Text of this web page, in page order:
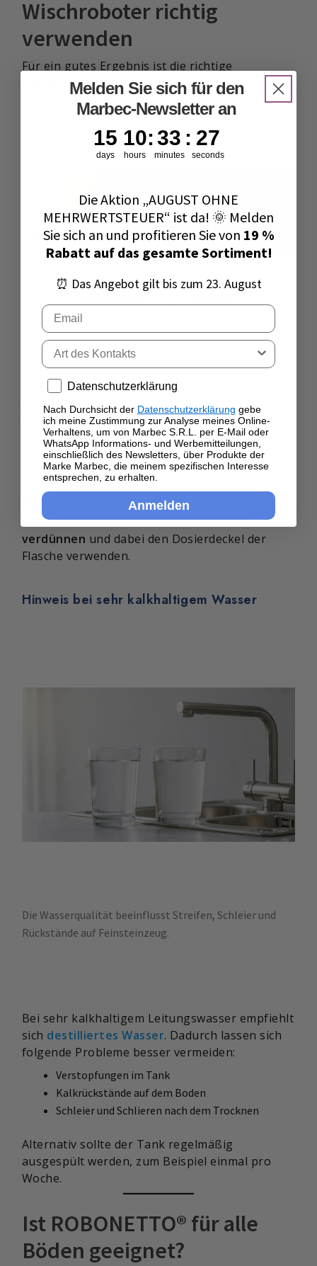
Wischroboter richtig
verwenden
Für ein gutes Ergebnis ist die richtige
Dosierung entscheidend.
Böden zu vermeiden.
Empfohlene Dosierung
15 ml ROBONETTO® mit 500 ml Wasser
verdünnen und dabei den Dosierdeckel der
Flasche verwenden.
Hinweis bei sehr kalkhaltigem Wasser
Die Wasserqualität beeinflusst Streifen, Schleier und
Rückstände auf Feinsteinzeug.
Bei sehr kalkhaltigem Leitungswasser empfiehlt
sich destilliertes Wasser. Dadurch lassen sich
folgende Probleme besser vermeiden:
Verstopfungen im Tank
Kalkrückstände auf dem Boden
Schleier und Schlieren nach dem Trocknen
Alternativ sollte der Tank regelmäßig
ausgespült werden, zum Beispiel einmal pro
Woche.
Ist ROBONETTO® für alle
Böden geeignet?
Melden Sie sich für den
Marbec-Newsletter an
Countdown ends in:
15
15
days
10
10
hours
:: 33
33
minutes
: 26
26
seconds
Die Aktion „AUGUST OHNE
MEHRWERTSTEUER“ ist da! 🌞 Melden
Sie sich an und profitieren Sie von 19 %
Rabatt auf das gesamte Sortiment!
⏰ Das Angebot gilt bis zum 23. August
Email
Tipo di contatto
Privacy policy
Datenschutzerklärung
Nach Durchsicht der Datenschutzerklärung gebe
ich meine Zustimmung zur Analyse meines Online-
Verhaltens, um von Marbec S.R.L. per E-Mail oder
WhatsApp Informations- und Werbemitteilungen,
einschließlich des Newsletters, über Produkte der
Marke Marbec, die meinem spezifischen Interesse
entsprechen, zu erhalten.
Anmelden